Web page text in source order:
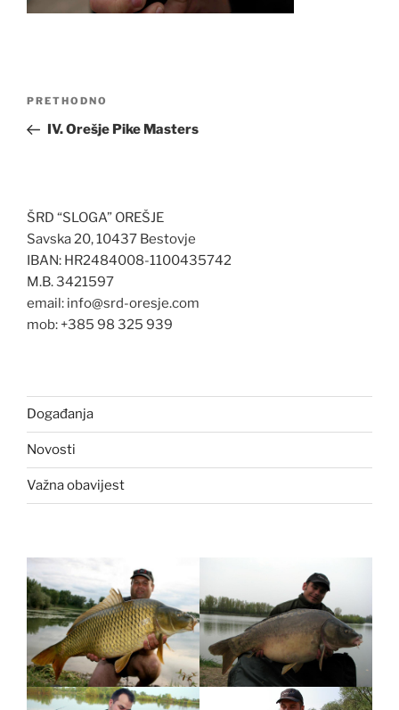
Navigacija
Prethodna
objava
PRETHODNO
IV. Orešje Pike Masters
ŠRD “SLOGA” OREŠJE
Savska 20, 10437 Bestovje
IBAN: HR2484008-1100435742
M.B. 3421597
email: info@srd-oresje.com
mob: +385 98 325 939
Događanja
Novosti
Važna obavijest